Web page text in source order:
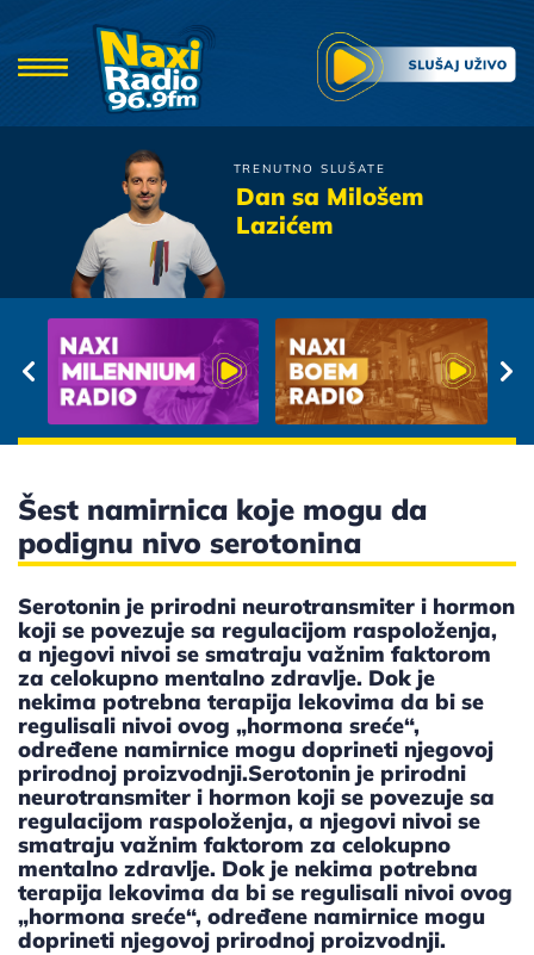
TRENUTNO SLUŠATE
Dan sa Milošem
Lazićem
Dino Dvornik
Šest namirnica koje mogu da
podignu nivo serotonina
Serotonin je prirodni neurotransmiter i hormon
koji se povezuje sa regulacijom raspoloženja,
a njegovi nivoi se smatraju važnim faktorom
za celokupno mentalno zdravlje. Dok je
nekima potrebna terapija lekovima da bi se
regulisali nivoi ovog „hormona sreće“,
određene namirnice mogu doprineti njegovoj
prirodnoj proizvodnji.Serotonin je prirodni
neurotransmiter i hormon koji se povezuje sa
regulacijom raspoloženja, a njegovi nivoi se
smatraju važnim faktorom za celokupno
mentalno zdravlje. Dok je nekima potrebna
terapija lekovima da bi se regulisali nivoi ovog
„hormona sreće“, određene namirnice mogu
doprineti njegovoj prirodnoj proizvodnji.